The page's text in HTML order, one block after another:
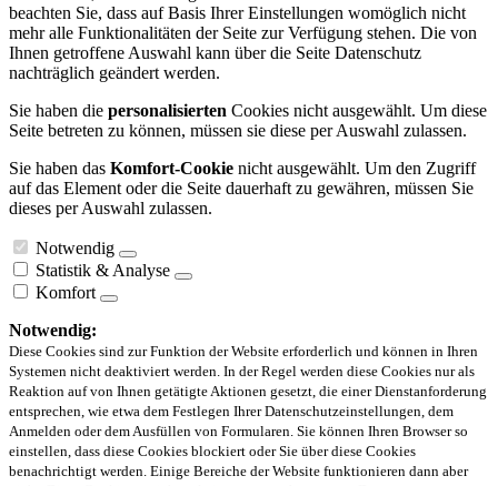
beachten Sie, dass auf Basis Ihrer Einstellungen womöglich nicht
mehr alle Funktionalitäten der Seite zur Verfügung stehen. Die von
Ihnen getroffene Auswahl kann über die Seite Datenschutz
nachträglich geändert werden.
Sie haben die personalisierten Cookies nicht ausgewählt. Um diese
Seite betreten zu können, müssen sie diese per Auswahl zulassen.
Sie haben das Komfort-Cookie nicht ausgewählt. Um den Zugriff
auf das Element oder die Seite dauerhaft zu gewähren, müssen Sie
dieses per Auswahl zulassen.
Notwendig
Statistik & Analyse
Komfort
Notwendig:
Diese Cookies sind zur Funktion der Website erforderlich und können in Ihren
Systemen nicht deaktiviert werden. In der Regel werden diese Cookies nur als
Reaktion auf von Ihnen getätigte Aktionen gesetzt, die einer Dienstanforderung
entsprechen, wie etwa dem Festlegen Ihrer Datenschutzeinstellungen, dem
Anmelden oder dem Ausfüllen von Formularen. Sie können Ihren Browser so
einstellen, dass diese Cookies blockiert oder Sie über diese Cookies
benachrichtigt werden. Einige Bereiche der Website funktionieren dann aber